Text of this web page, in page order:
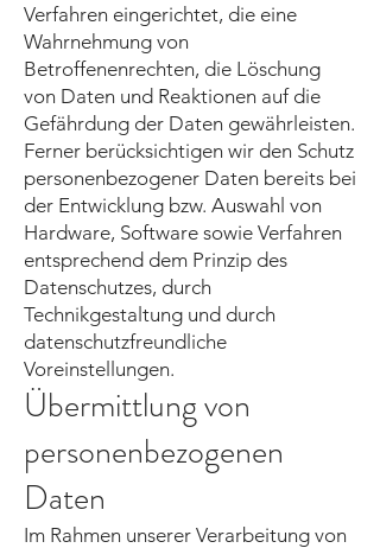
Verfahren eingerichtet, die eine
Wahrnehmung von
Betroffenenrechten, die Löschung
von Daten und Reaktionen auf die
Gefährdung der Daten gewährleisten.
Ferner berücksichtigen wir den Schutz
personenbezogener Daten bereits bei
der Entwicklung bzw. Auswahl von
Hardware, Software sowie Verfahren
entsprechend dem Prinzip des
Datenschutzes, durch
Technikgestaltung und durch
datenschutzfreundliche
Voreinstellungen.
Übermittlung von
personenbezogenen
Daten
Im Rahmen unserer Verarbeitung von